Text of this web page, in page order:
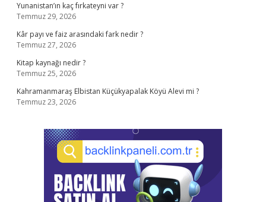
Yunanistan’ın kaç fırkateyni var ?
Temmuz 29, 2026
Kâr payı ve faiz arasındaki fark nedir ?
Temmuz 27, 2026
Kitap kaynağı nedir ?
Temmuz 25, 2026
Kahramanmaraş Elbistan Küçükyapalak Köyü Alevi mi ?
Temmuz 23, 2026